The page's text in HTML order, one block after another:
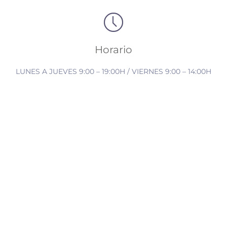
Horario
LUNES A JUEVES 9:00 – 19:00H / VIERNES 9:00 – 14:00H